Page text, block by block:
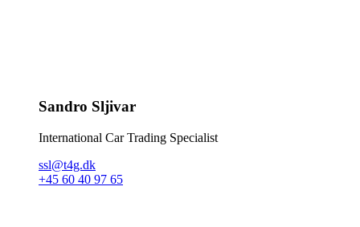
Sandro Sljivar
International Car Trading Specialist
ssl@t4g.dk
+45 60 40 97 65